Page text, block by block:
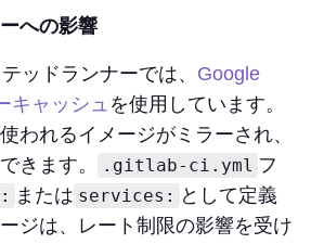
への影響
ッドランナーでは、 Google
キャッシュ を使用しています。
われるイメージがミラーされ、
きます。
.gitlab-ci.yml フ
または services: として定義
ジは、レート制限の影響を受け